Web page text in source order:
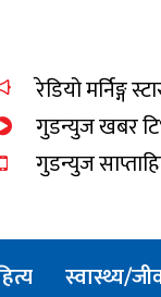
रेडियो मर्निङ्ग
गुडन्युज खबर
गुडन्युज
स्वास्थ्य/